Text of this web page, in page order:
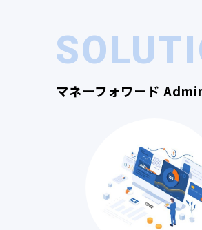
マネーフォワード